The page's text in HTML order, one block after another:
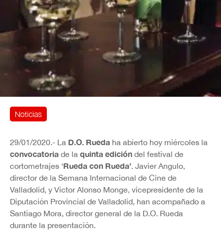
Noticias
29/01/2020.- La D.O. Rueda ha abierto hoy miércoles la
convocatoria de la quinta edición del festival de
cortometrajes ‘Rueda con Rueda’ . Javier Angulo,
director de la Semana Internacional de Cine de
Valladolid, y Victor Alonso Monge, vicepresidente de la
Diputación Provincial de Valladolid, han acompañado a
Santiago Mora, director general de la D.O. Rueda
durante la presentación.